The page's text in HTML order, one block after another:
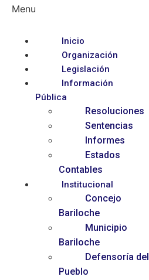
Menu
Inicio
Organización
Legislación
Información
Pública
Resoluciones
Sentencias
Informes
Estados
Contables
Institucional
Concejo
Bariloche
Municipio
Bariloche
Defensoría del
Pueblo